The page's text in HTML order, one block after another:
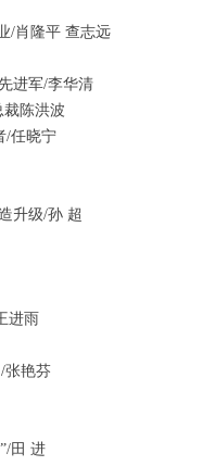
/肖隆平 查志远
进军/李华清
陈洪波
/任晓宁
升级/孙 超
进雨
张艳芬
田 进